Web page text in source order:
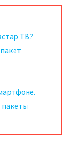
ТВ?
пакеты